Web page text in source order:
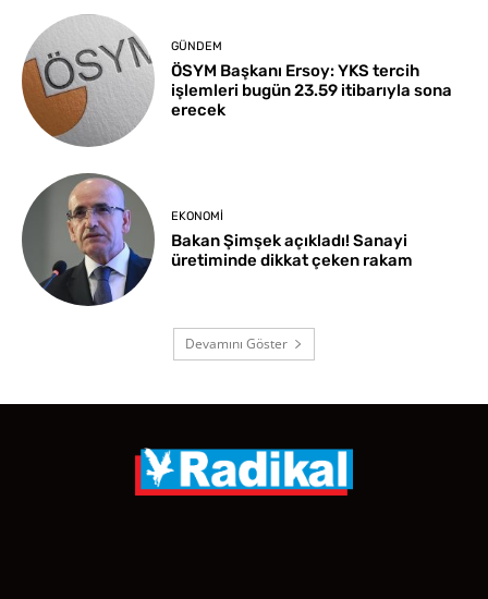
GÜNDEM
ÖSYM Başkanı Ersoy: YKS tercih
işlemleri bugün 23.59 itibarıyla sona
erecek
EKONOMI
Bakan Şimşek açıkladı! Sanayi
üretiminde dikkat çeken rakam
Devamını Göster